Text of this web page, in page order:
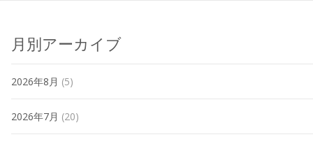
月別アーカイブ
2026年8月 (5)
2026年7月 (20)